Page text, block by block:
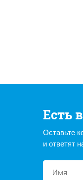
Есть
Оставьте
и ответят